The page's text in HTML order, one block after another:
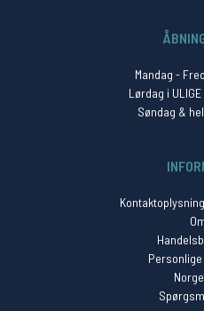
Mandag -
Lørdag i
Søndag &